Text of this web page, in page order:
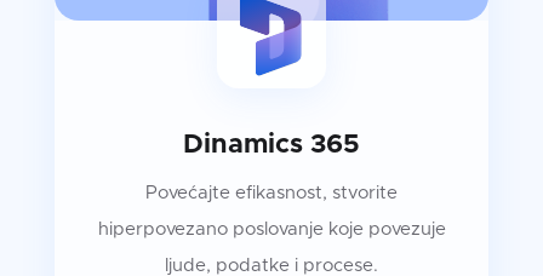
Dinamics 365
Povećajte efikasnost, stvorite
hiperpovezano poslovanje koje povezuje
ljude, podatke i procese.